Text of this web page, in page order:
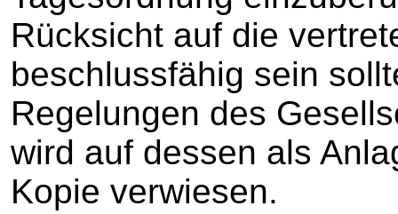
Rücksicht auf die
beschlussfähig sein
Regelungen des
wird auf dessen als
Kopie verwiesen.